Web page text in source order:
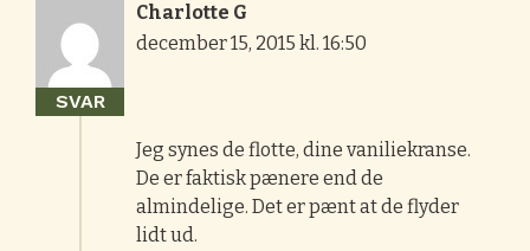
SVAR
Charlotte G
december 15, 2015 kl. 16:50
Jeg synes de flotte, dine vaniliekranse.
De er faktisk pænere end de
almindelige. Det er pænt at de flyder
lidt ud.